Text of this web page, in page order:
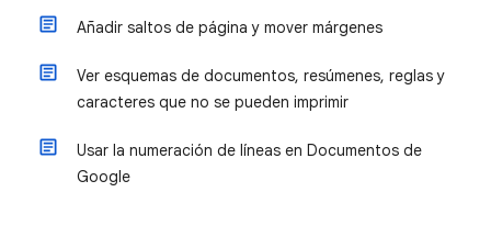
Añadir saltos de página y mover márgenes
Ver esquemas de documentos, resúmenes, reglas y
caracteres que no se pueden imprimir
Usar la numeración de líneas en Documentos de
Google